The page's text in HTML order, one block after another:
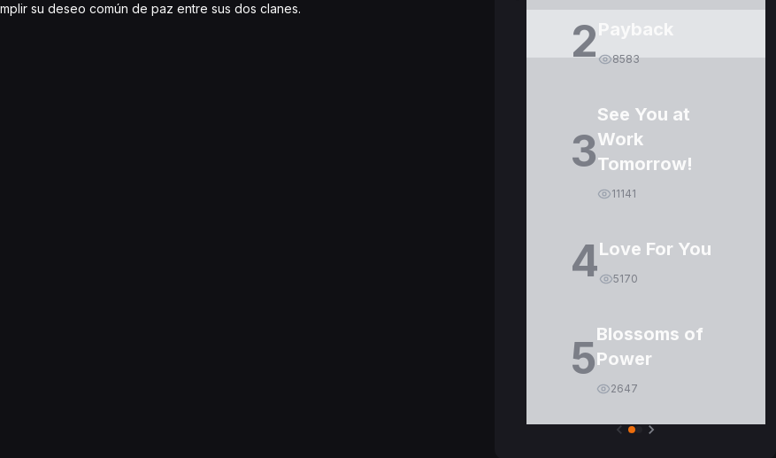
su deseo común de paz entre sus dos clanes.
2Payback
8583
3
See You at
Work
Tomorrow!
11141
4Love For You
5170
5Blossoms of
Power
2647